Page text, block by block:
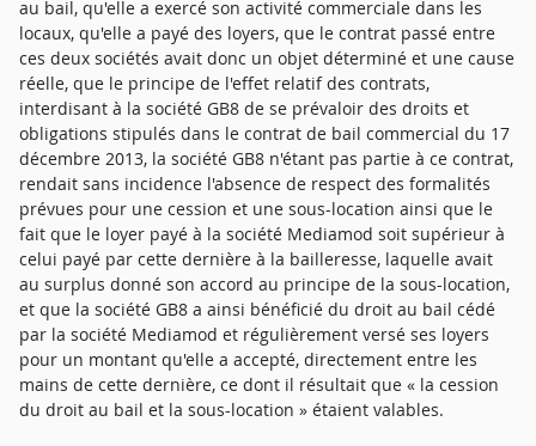
au bail, qu'elle a exercé son activité commerciale dans les
locaux, qu'elle a payé des loyers, que le contrat passé entre
ces deux sociétés avait donc un objet déterminé et une cause
réelle, que le principe de l'effet relatif des contrats,
interdisant à la société GB8 de se prévaloir des droits et
obligations stipulés dans le contrat de bail commercial du 17
décembre 2013, la société GB8 n'étant pas partie à ce contrat,
rendait sans incidence l'absence de respect des formalités
prévues pour une cession et une sous-location ainsi que le
fait que le loyer payé à la société Mediamod soit supérieur à
celui payé par cette dernière à la bailleresse, laquelle avait
au surplus donné son accord au principe de la sous-location,
et que la société GB8 a ainsi bénéficié du droit au bail cédé
par la société Mediamod et régulièrement versé ses loyers
pour un montant qu'elle a accepté, directement entre les
mains de cette dernière, ce dont il résultait que « la cession
du droit au bail et la sous-location » étaient valables.